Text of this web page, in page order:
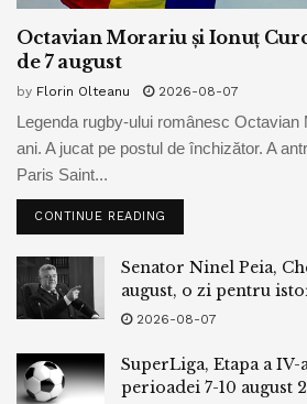
Octavian Morariu și Ionuț
de 7 august
by Florin Olteanu 2026-08-07
Legenda rugby-ului românesc Octavian
ani. A jucat pe postul de închizător. A
Paris Saint...
CONTINUE READING
Senator Ninel Peia,
august, o zi pentru
2026-08-07
SuperLiga, Etapa a
perioadei 7-10 august